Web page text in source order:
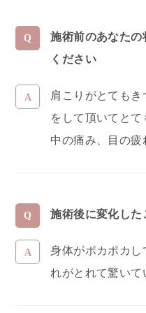
施術前のあなたの
ください
肩こりがとても
をして頂いてと
中の痛み、目の疲
施術後に変化し
身体がポカポカし
れがとれて驚いて